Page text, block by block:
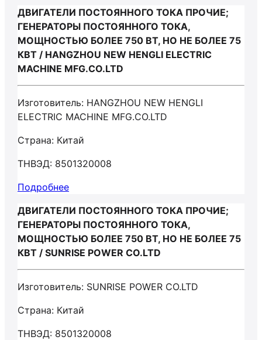
ДВИГАТЕЛИ ПОСТОЯННОГО ТОКА ПРОЧИЕ;
ГЕНЕРАТОРЫ ПОСТОЯННОГО ТОКА,
МОЩНОСТЬЮ БОЛЕЕ 750 ВТ, НО НЕ БОЛЕЕ 75
КВТ / HANGZHOU NEW HENGLI ELECTRIC
MACHINE MFG.CO.LTD
Изготовитель: HANGZHOU NEW HENGLI
ELECTRIC MACHINE MFG.CO.LTD
Страна: Китай
ТНВЭД: 8501320008
Подробнее
ДВИГАТЕЛИ ПОСТОЯННОГО ТОКА ПРОЧИЕ;
ГЕНЕРАТОРЫ ПОСТОЯННОГО ТОКА,
МОЩНОСТЬЮ БОЛЕЕ 750 ВТ, НО НЕ БОЛЕЕ 75
КВТ / SUNRISE POWER CO.LTD
Изготовитель: SUNRISE POWER CO.LTD
Страна: Китай
ТНВЭД: 8501320008